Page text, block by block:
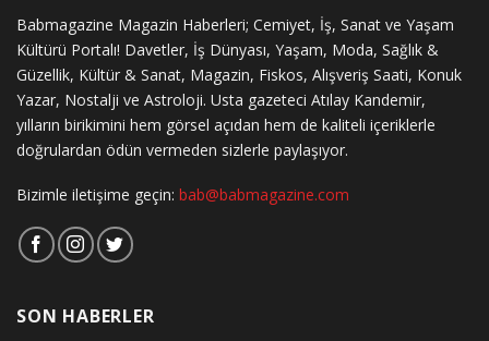
Babmagazine Magazin Haberleri; Cemiyet, İş, Sanat ve Yaşam
Kültürü Portalı! Davetler, İş Dünyası, Yaşam, Moda, Sağlık &
Güzellik, Kültür & Sanat, Magazin, Fiskos, Alışveriş Saati, Konuk
Yazar, Nostalji ve Astroloji. Usta gazeteci Atılay Kandemir,
yılların birikimini hem görsel açıdan hem de kaliteli içeriklerle
doğrulardan ödün vermeden sizlerle paylaşıyor.
Bizimle iletişime geçin: bab@babmagazine.com
SON HABERLER